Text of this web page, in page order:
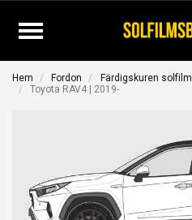
Hem Fordon Färdigskuren solfilm
Toyota RAV4 | 2019-